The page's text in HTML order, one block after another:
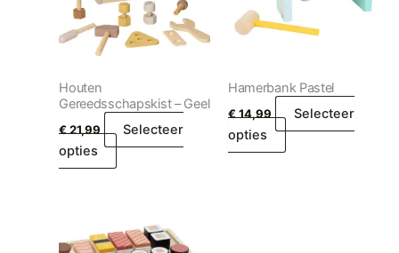
Houten
Gereedsschapskist – Geel
€21,99
Selecteer
opties
Hamerbank Pastel
€14,99
Selecteer
opties